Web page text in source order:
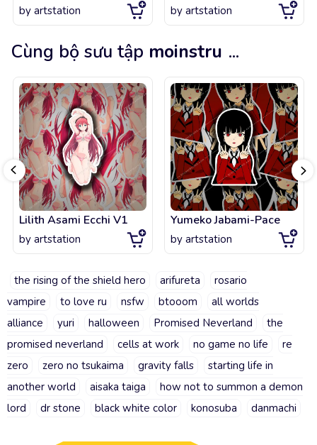
by artstation by artstation
Cùng bộ sưu tập moinstru ...
Lilith Asami Ecchi V1
by artstation
Yumeko Jabami-Pace
by artstation
the rising of the shield hero arifureta
rosario
vampire
to love ru nsfw btooom
all worlds
alliance
yuri halloween Promised Neverland
the
promised neverland
cells at work no game no life
re
zero
zero no tsukaima gravity falls
starting life in
another world
aisaka taiga
how not to summon a demon
lord
dr stone black white color konosuba danmachi